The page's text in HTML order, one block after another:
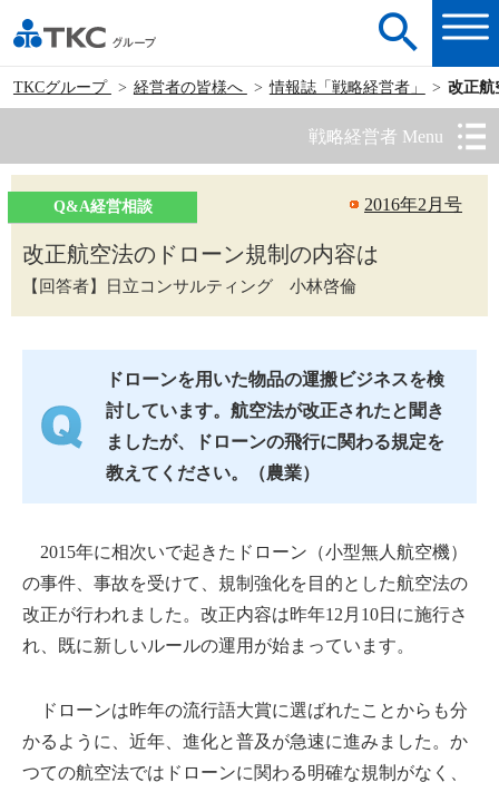
TKCグループ 経営者の皆様へ 情報誌「戦略経営者」 改正航
戦略経営者 Menu
2016年2月号
Q&A経営相談
改正航空法のドローン規制の内容は
【回答者】日立コンサルティング 小林啓倫
ドローンを用いた物品の運搬ビジネスを検
討しています。航空法が改正されたと聞き
ましたが、ドローンの飛行に関わる規定を
教えてください。（農業）
2015年に相次いで起きたドローン（小型無人航空機）
の事件、事故を受けて、規制強化を目的とした航空法の
改正が行われました。改正内容は昨年12月10日に施行さ
れ、既に新しいルールの運用が始まっています。
ドローンは昨年の流行語大賞に選ばれたことからも分
かるように、近年、進化と普及が急速に進みました。か
つての航空法ではドローンに関わる明確な規制がなく、